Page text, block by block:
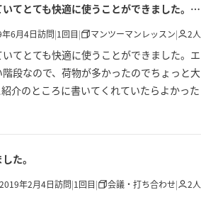
会場はキレイに掃除されていてとても快適に使うことができました。エレベーターがなく...
6月4日訪問|1 回目| マンツーマンレッスン| 2人
てとても快適に使うことができました。エ
段なので、荷物が多かったのでちょっと大
介のところに書いてくれていたらよかった
た。
2019年2月4日訪問|1 回目| 会議・打ち合わせ| 2人